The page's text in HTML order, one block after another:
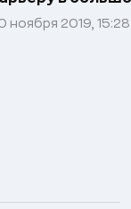
ноября 2019, 15:28